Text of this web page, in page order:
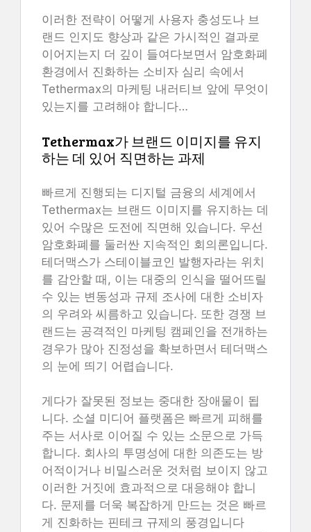
이러한 전략이 어떻게 사용자 충성도나 브
랜드 인지도 향상과 같은 가시적인 결과로
이어지는지 더 깊이 들여다보면서 암호화폐
환경에서 진화하는 소비자 심리 속에서
Tethermax의 마케팅 내러티브 앞에 무엇이
있는지를 고려해야 합니다…
Tethermax가 브랜드 이미지를 유지
하는 데 있어 직면하는 과제
빠르게 진행되는 디지털 금융의 세계에서
Tethermax는 브랜드 이미지를 유지하는 데
있어 수많은 도전에 직면해 있습니다. 우선
암호화폐를 둘러싼 지속적인 회의론입니다.
테더맥스가 스테이블코인 발행자라는 위치
를 감안할 때, 이는 대중의 인식을 떨어뜨릴
수 있는 변동성과 규제 조사에 대한 소비자
의 우려와 씨름하고 있습니다. 또한 경쟁 브
랜드는 공격적인 마케팅 캠페인을 전개하는
경우가 많아 진정성을 확보하면서 테더맥스
의 눈에 띄기 어렵습니다.
게다가 잘못된 정보는 중대한 장애물이 됩
니다. 소셜 미디어 플랫폼은 빠르게 피해를
주는 서사로 이어질 수 있는 소문으로 가득
합니다. 회사의 투명성에 대한 의존도는 방
어적이거나 비밀스러운 것처럼 보이지 않고
이러한 거짓에 효과적으로 대응해야 합니
다. 문제를 더욱 복잡하게 만드는 것은 빠르
게 진화하는 핀테크 규제의 풍경입니다